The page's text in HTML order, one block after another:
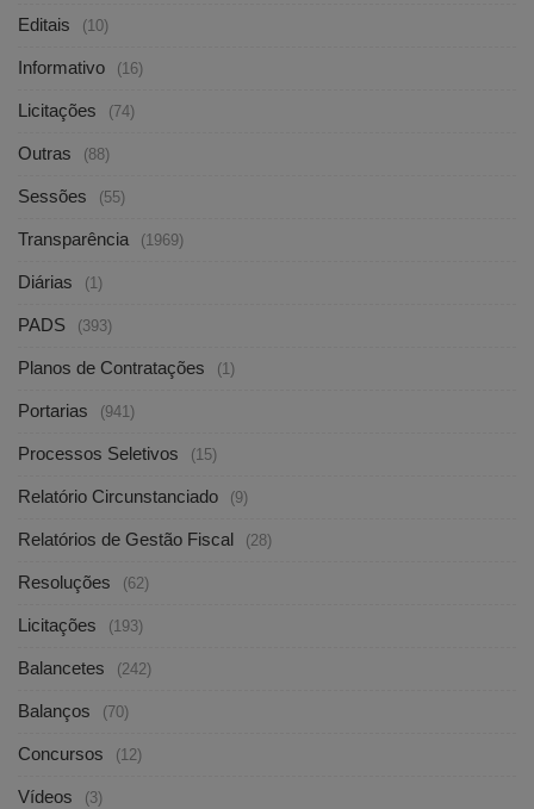
Editais (10)
Informativo (16)
Licitações (74)
Outras (88)
Sessões (55)
Transparência (1969)
Diárias (1)
PADS (393)
Planos de Contratações (1)
Portarias (941)
Processos Seletivos (15)
Relatório Circunstanciado (9)
Relatórios de Gestão Fiscal (28)
Resoluções (62)
Licitações (193)
Balancetes (242)
Balanços (70)
Concursos (12)
Vídeos (3)